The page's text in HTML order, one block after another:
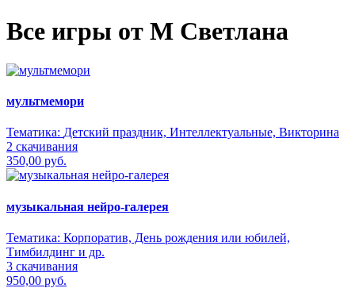
Все игры от М Светлана
мультмемори
Тематика: Детский праздник, Интеллектуальные, Викторина
2 скачивания
350,00 руб.
музыкальная нейро-галерея
Тематика: Корпоратив, День рождения или юбилей,
Тимбилдинг и др.
3 скачивания
950,00 руб.